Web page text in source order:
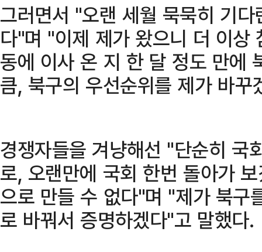
그러면서 "오랜 세월 묵묵히 기
다"며 "이제 제가 왔으니 더 이상
동에 이사 온 지 한 달 정도 만에
큼, 북구의 우선순위를 제가 바꾸
경쟁자들을 겨냥해선 "단순히 국
로, 오랜만에 국회 한번 돌아가
으로 만들 수 없다"며 "제가 북구
로 바꿔서 증명하겠다"고 말했다.